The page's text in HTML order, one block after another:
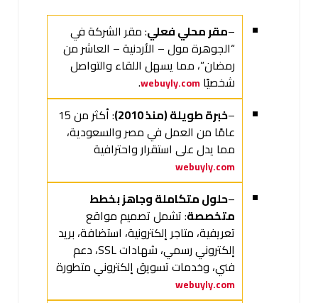
–مقر محلي فعلي: مقر الشركة في
“الجوهرة مول – الأردنية – العاشر من
رمضان”، مما يسهل اللقاء والتواصل
شخصيًاwebuyly.com
.
–خبرة طويلة (منذ 2010)
: أكثر من 15
عامًا من العمل في مصر والسعودية،
مما يدل على استقرار واحترافية
webuyly.com
–حلول متكاملة وجاهز بخطط
متخصصة: تشمل تصميم مواقع
تعريفية، متاجر إلكترونية، استضافة، بريد
إلكتروني رسمي، شهادات SSL، دعم
فني، وخدمات تسويق إلكتروني متطورة
webuyly.com